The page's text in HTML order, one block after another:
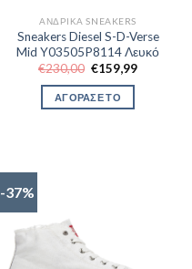
ΑΝΔΡΙΚΆ SNEAKERS
Sneakers Diesel S-D-Verse
Mid Y03505P8114 Λευκό
€230,00 Original
was:
€230,00.
€159,99Η
ΑΓΟΡΑΣΕ ΤΟ
-37%